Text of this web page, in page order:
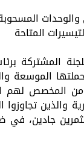
والوحدات
المتاحة
المشتركة
حملتها الموسعة
والذين
جادين، في